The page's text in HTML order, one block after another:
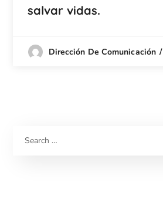
salvar vidas.
Dirección De Comunicación